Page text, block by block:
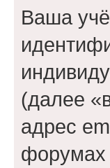
Ваша
(далее
адрес
форумах